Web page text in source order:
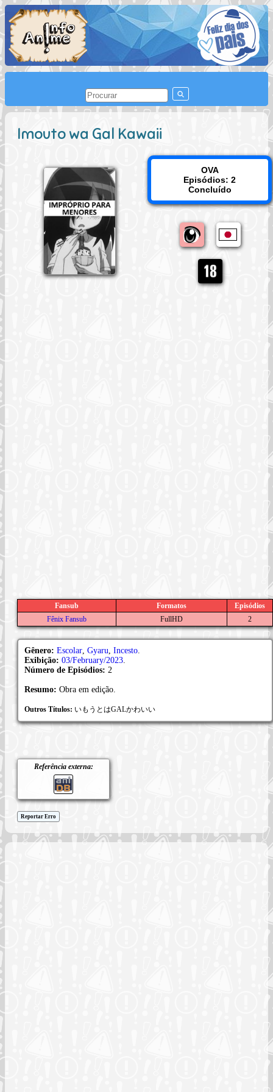
Imouto wa Gal Kawaii
OVA
Episódios: 2
Concluído
Fansub Formatos
Episódios
Fênix Fansub
FullHD 2
Gênero: Escolar Gyaru Incesto
Exibição: 03/February/2023
Número de Episódios: 2
Resumo: Obra em edição.
Outros Títulos: いもうとはGALかわいい
Referência externa:
Reportar Erro